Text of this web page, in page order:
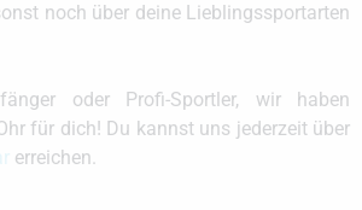
noch über deine Lieblingssportarten
oder Profi-Sportler, wir haben
für dich! Du kannst uns jederzeit über
erreichen.